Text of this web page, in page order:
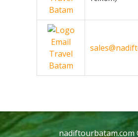
nadiftourbatam.com